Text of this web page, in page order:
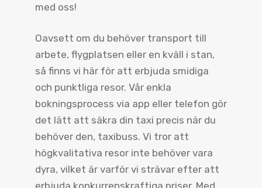
med oss!
Oavsett om du behöver transport till
arbete, flygplatsen eller en kväll i stan,
så finns vi här för att erbjuda smidiga
och punktliga resor. Vår enkla
bokningsprocess via app eller telefon gör
det lätt att säkra din taxi precis när du
behöver den, taxibuss. Vi tror att
högkvalitativa resor inte behöver vara
dyra, vilket är varför vi strävar efter att
erbjuda konkurrenskraftiga priser. Med